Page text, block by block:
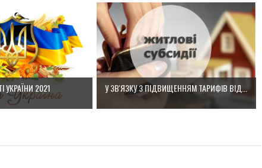
2021 У ЗВ'ЯЗКУ З ПІДВИЩЕННЯМ ТАРИФІВ ВІД...